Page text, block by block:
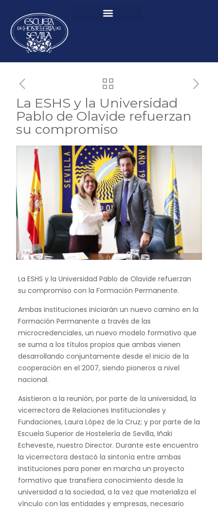
La ESHS y la Universidad
Pablo de Olavide refuerzan
su compromiso
La ESHS y la Universidad Pablo de Olavide refuerzan
su compromiso con la Formación Permanente.
Ambas instituciones iniciarán un nuevo camino en la
Formación Permanente a través de las
microcredenciales, un nuevo modelo formativo que
se suma a los títulos propios que ambas vienen
desarrollando conjuntamente desde el inicio de la
cooperación en el 2007, siendo pioneros a nivel
nacional.
Asistieron a la reunión, por parte de la universidad, la
vicerrectora de Relaciones Institucionales y
Fundaciones, Laura López de la Cruz; y por parte de la
Escuela Superior de Hostelería de Sevilla, Iñaki
Echeveste, nuestro Director. Durante este encuentro
la vicerrectora destacó la sintonía entre ambas
instituciones para poner en marcha un proyecto
formativo que transfiera conocimiento desde la
universidad a la sociedad, a la vez que materializa el
vínculo con las entidades y empresas, necesario